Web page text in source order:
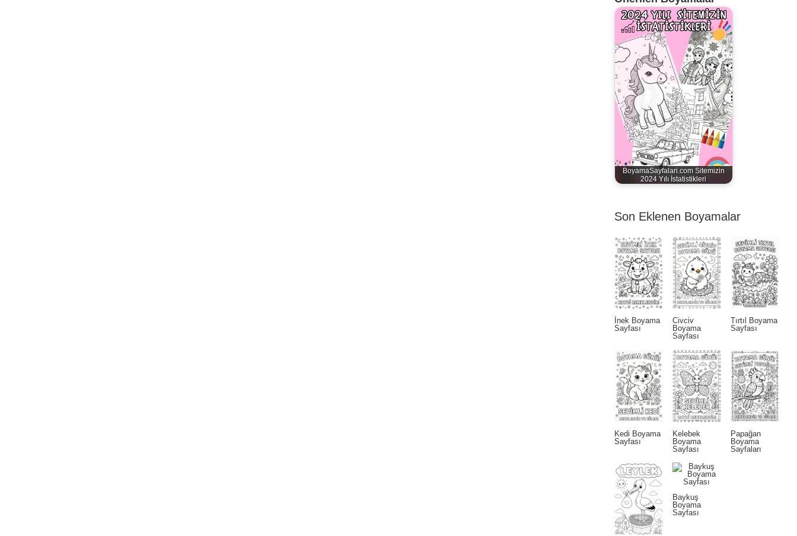
BoyamaSayfalari.com Sitemizin
2024 Yılı İstatistikleri
Son Eklenen Boyamalar
İnek Boyama
Sayfası
Civciv
Boyama
Sayfası
Tırtıl Boyama
Sayfası
Kedi Boyama
Sayfası
Kelebek
Boyama
Sayfası
Papağan
Boyama
Sayfaları
Baykuş
Boyama
Sayfası